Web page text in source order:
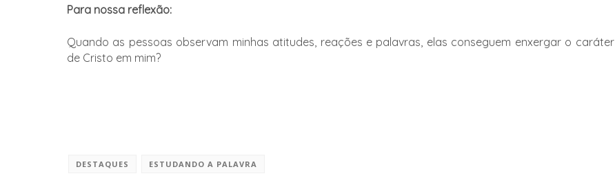
Para nossa reflexão:
Quando as pessoas observam minhas atitudes, reações e palavras, elas conseguem enxergar o caráter
de Cristo em mim?
DESTAQUES ESTUDANDO A PALAVRA